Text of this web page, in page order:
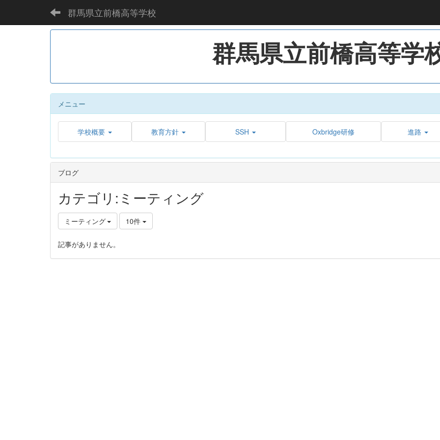
群馬県立前橋高等学校
群馬県立前橋高等学
メニュー
学校概要 教育方針 SSH Oxbridge研修 進路
ブログ
カテゴリ:ミーティング
ミーティング 10件
記事がありません。